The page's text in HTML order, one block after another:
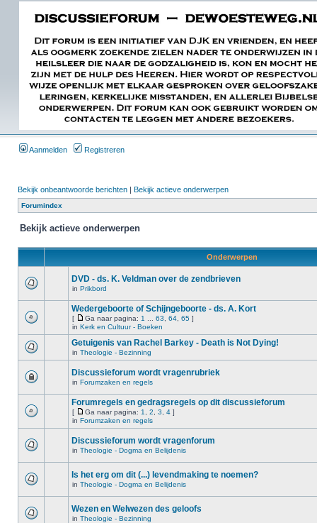
Aanmelden Registreren
Bekijk onbeantwoorde berichten | Bekijk actieve onderwerpen
Forumindex
Bekijk actieve onderwerpen
Onderwerpen
DVD - ds. K. Veldman over de zendbrieven
in Prikbord
Wedergeboorte of Schijngeboorte - ds. A. Kort
[ Ga naar pagina: 1 63 64 65 ]
in Kerk en Cultuur - Boeken
Getuigenis van Rachel Barkey - Death is Not Dying!
in Theologie - Bezinning
Discussieforum wordt vragenrubriek
in Forumzaken en regels
Forumregels en gedragsregels op dit discussieforum
[ Ga naar pagina: 1 2 3 4 ]
in Forumzaken en regels
Discussieforum wordt vragenforum
in Theologie - Dogma en Belijdenis
Is het erg om dit (...) levendmaking te noemen?
in Theologie - Dogma en Belijdenis
Wezen en Welwezen des geloofs
in Theologie - Bezinning